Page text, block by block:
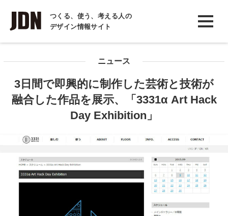
つくる、使う、考える人の
デザイン情報サイト
INTERVIEW
インタビュー
COLUMN
ニュース
3日間で即興的に制作した芸術と技術が
融合した作品を展示、「3331α Art Hack
Day Exhibition」